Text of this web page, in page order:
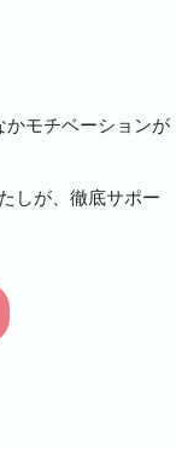
かモチベーションが
しが、徹底サポー